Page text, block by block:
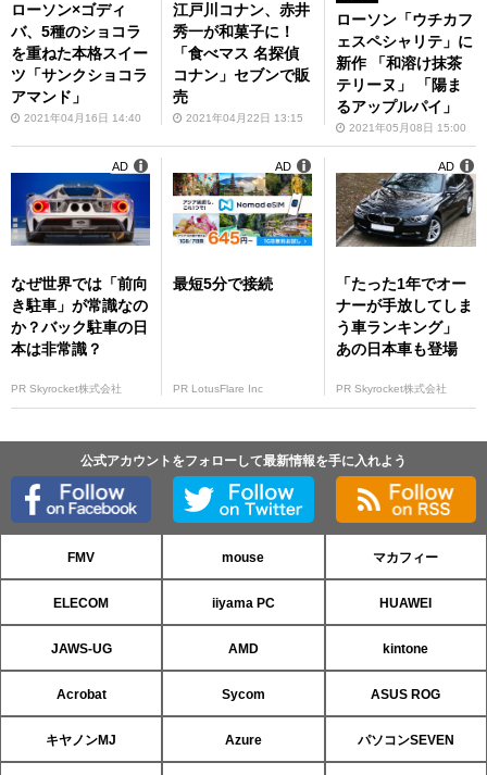
ローソン×ゴディ
バ、5種のショコラ
を重ねた本格スイー
ツ「サンクショコラ
アマンド」
2021年04月16日 14:40
江戸川コナン、赤井
秀一が和菓子に！
「食べマス 名探偵
コナン」セブンで販
売
2021年04月22日 13:15
ローソン「ウチカフ
ェスペシャリテ」に
新作 「和溶け抹茶
テリーヌ」 「陽ま
るアップルパイ」
2021年05月08日 15:00
なぜ世界では「前向
き駐車」が常識なの
か？バック駐車の日
本は非常識？
PR Skyrocket株式会社
AD
最短5分で接続
PR LotusFlare Inc
AD
「たった1年でオー
ナーが手放してしま
う車ランキング」
あの日本車も登場
PR Skyrocket株式会社
AD
公式アカウントをフォローして最新情報を手に入れよう
FMV mouse マカフィー
ELECOM iiyama PC HUAWEI
JAWS-UG AMD kintone
Acrobat Sycom ASUS ROG
キヤノンMJ Azure パソコンSEVEN